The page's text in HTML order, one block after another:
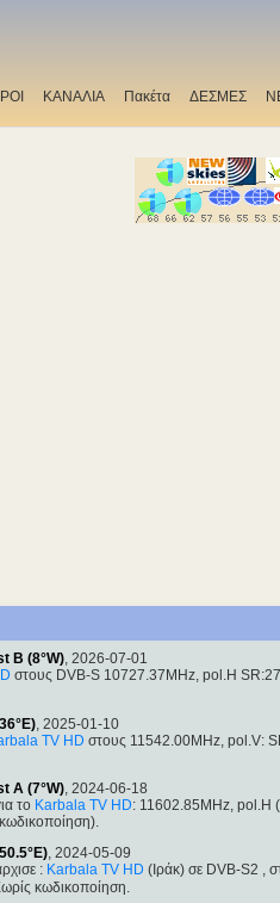
ΚΑΝΑΛΙΑ Πακέτα ΔΕΣΜΕΣ
B (8°W), 2026-07-01
στους DVB-S 10727.37MHz, pol.H
, 2025-01-10
TV HD στους 11542.00MHz, pol.V:
A (7°W), 2024-06-18
το Karbala TV HD: 11602.85MHz, pol.H
, 2024-05-09
: Karbala TV HD (Ιράκ) σε DVB-S2 ,
κωδικοποίηση.